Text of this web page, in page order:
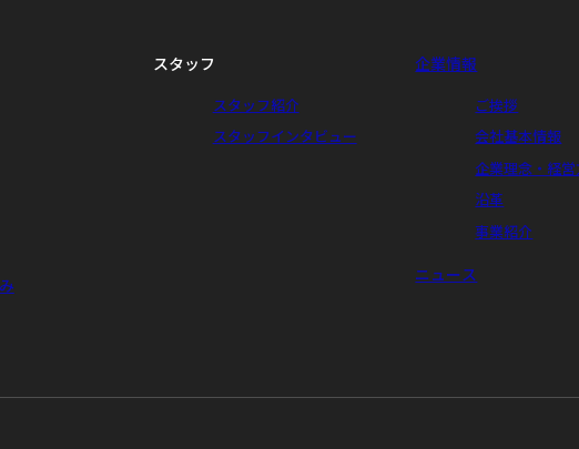
スタッフ
スタッフ紹介
スタッフインタビュー
企業情報
ご挨拶
会社基本情報
企業理念・経
沿革
事業紹介
ニュース